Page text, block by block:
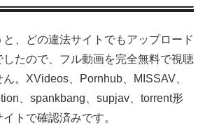
、どの違法サイトでもアップロード
たので、フル動画を完全無料で視聴
。XVideos、Pornhub、MISSAV、
、spankbang、supjav、torrent形
トで確認済みです。